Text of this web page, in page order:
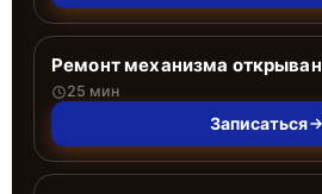
Ремонт механизма
25 мин
Записаться